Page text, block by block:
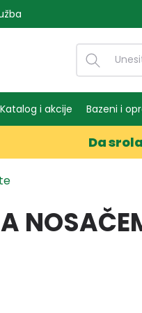
glavnu navigaciju
Katalog i akcije Bazeni i
Da